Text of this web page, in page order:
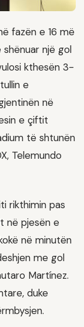
fazën e 16 më
një gol
kthesën 3-
e
në
e çiftit
të shtunën
Telemundo
rikthimin pas
në pjesën e
në minutën
me gol
Martínez.
duke